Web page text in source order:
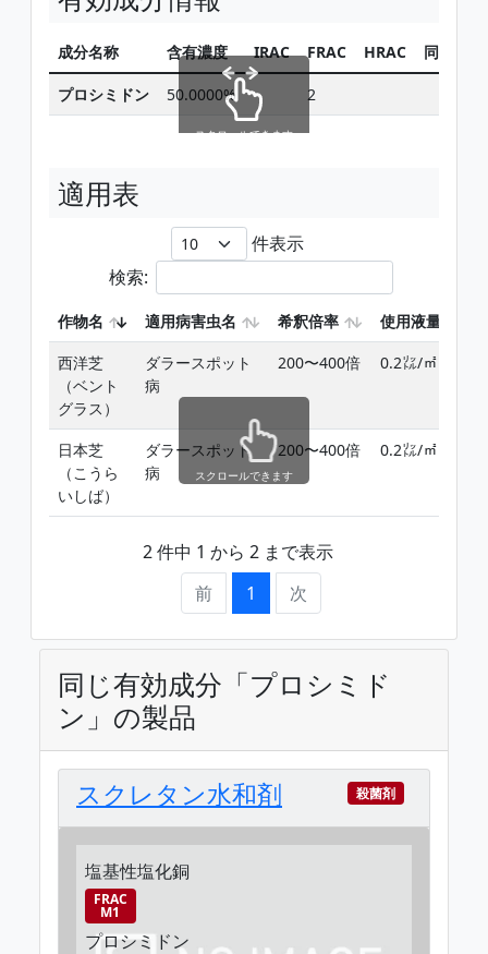
成分名称 含有濃度 IRAC FRAC HRAC 同じ有
プロシミドン 50.0000% 2
スクロールできます
適用表
件表示
検索:
作物名 適用病害虫名 希釈倍率 使用液量
西洋芝
（ベント
グラス）
ダラースポット
病
200〜400倍 0.2㍑/㎡
日本芝
（こうら
いしば）
ダラースポット
病
200〜400倍 0.2㍑/㎡
2 件中 1 から 2 まで表示
前
1 次
スクロールできます
同じ有効成分「プロシミド
ン」の製品
スクレタン水和剤 殺菌剤
塩基性塩化銅
FRAC
M1
プロシミドン